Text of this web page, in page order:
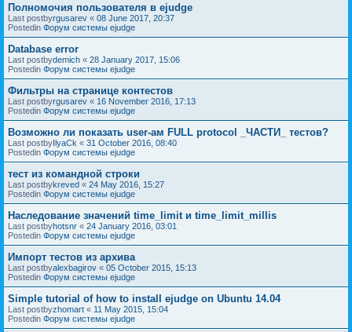
Полномочия пользователя в ejudge
Last postbyrgusarev « 08 June 2017, 20:37
Postedin Форум системы ejudge
Database error
Last postbydemich « 28 January 2017, 15:06
Postedin Форум системы ejudge
Фильтры на странице контестов
Last postbyrgusarev « 16 November 2016, 17:13
Postedin Форум системы ejudge
Возможно ли показать user-ам FULL protocol _ЧАСТИ_ тестов?
Last postbyIlyaCk « 31 October 2016, 08:40
Postedin Форум системы ejudge
тест из командной строки
Last postbykreved « 24 May 2016, 15:27
Postedin Форум системы ejudge
Наследование значений time_limit и time_limit_millis
Last postbyhotsnr « 24 January 2016, 03:01
Postedin Форум системы ejudge
Импорт тестов из архива
Last postbyalexbagirov « 05 October 2015, 15:13
Postedin Форум системы ejudge
Simple tutorial of how to install ejudge on Ubuntu 14.04
Last postbyzhomart « 11 May 2015, 15:04
Postedin Форум системы ejudge